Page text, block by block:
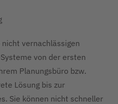
vernachlässigen
von der ersten
Planungsbüro bzw.
Lösung bis zur
Sie können nicht schneller